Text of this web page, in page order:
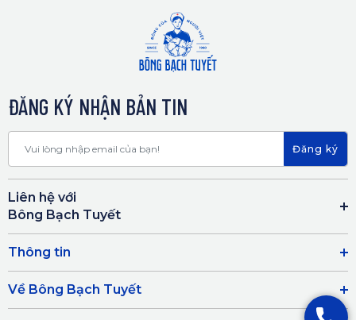
ĐĂNG KÝ NHẬN BẢN TIN
Đăng ký
Liên hệ với
Bông Bạch Tuyết
Thông tin
Về Bông Bạch Tuyết